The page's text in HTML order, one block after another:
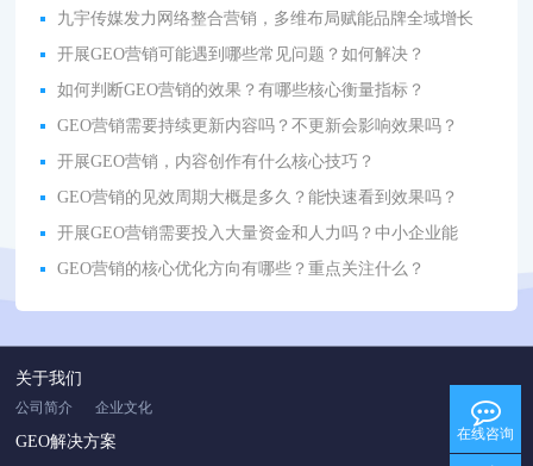
九宇传媒发力网络整合营销，多维布局赋能品牌全域增长
开展GEO营销可能遇到哪些常见问题？如何解决？
如何判断GEO营销的效果？有哪些核心衡量指标？
GEO营销需要持续更新内容吗？不更新会影响效果吗？
开展GEO营销，内容创作有什么核心技巧？
GEO营销的见效周期大概是多久？能快速看到效果吗？
开展GEO营销需要投入大量资金和人力吗？中小企业能
GEO营销的核心优化方向有哪些？重点关注什么？
关于我们
公司简介 企业文化
GEO解决方案 在线咨询